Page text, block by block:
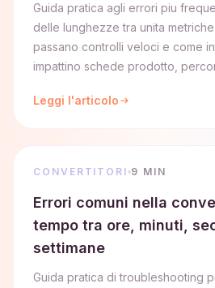
Guida pratica agli errori piu
delle lunghezze tra unita
passano controlli veloci e come
impattino schede prodotto,
Leggi l'articolo
CONVERTITORI 9 MIN
Errori comuni nella
tempo tra ore, minuti,
settimane
Guida pratica di troubleshooting